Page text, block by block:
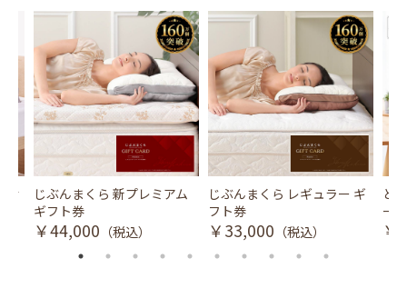
冷
じぶんまくら 新プレミアム
ギフト券
￥44,000 （税込）
じぶんまくら レギュラー ギ
フト券
￥33,000 （税込）
と
ース
￥